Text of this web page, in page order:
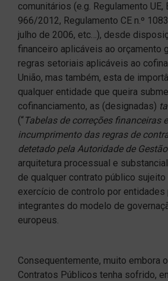
comunitários (e.g. Regulamento UE,
966/2012, Regulamento CE n.º
julho de 2006, etc…), desde
financeiro aplicáveis ao orçamento
regras setoriais aplicáveis ao
União, mas também, esta de
qualquer entidade que queira
cofinanciamento, as (designadas)
(“Tabelas de correções financeiras
incumprimento das regras de
detetado pela Autoridade de Gestão
arquitetura processual e
de qualquer contrato público
exercício de controlo por entidades
integrantes do modelo de
europeus.
Consequentemente, muito embora
Contratos Públicos tenha sofrido,